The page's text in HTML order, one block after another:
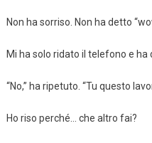
Non ha sorriso. Non ha detto
Mi ha solo ridato il telefono e ha
“No,” ha ripetuto. “Tu questo
Ho riso perché… che altro fai?